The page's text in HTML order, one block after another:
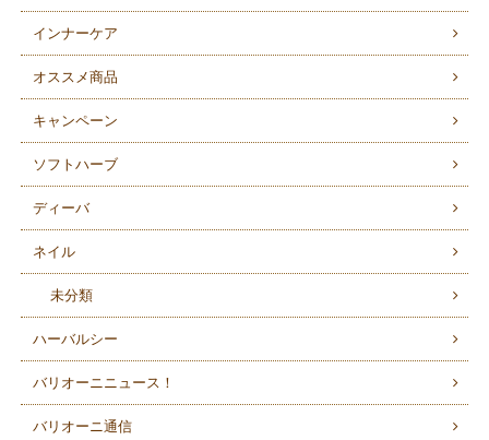
インナーケア
オススメ商品
キャンペーン
ソフトハーブ
ディーバ
ネイル
未分類
ハーバルシー
バリオーニニュース！
バリオーニ通信